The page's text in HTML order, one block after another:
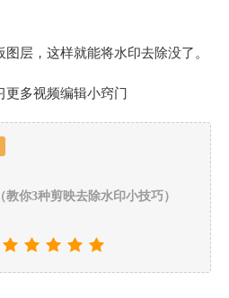
层，这样就能将水印去除没了。
更多视频编辑小窍门
你3种剪映去除水印小技巧）